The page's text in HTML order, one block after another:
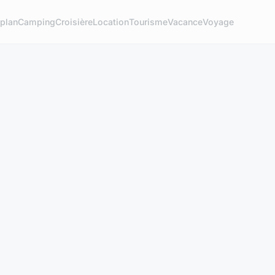
CampingCroisièreLocationTourismeVacanceVoyage